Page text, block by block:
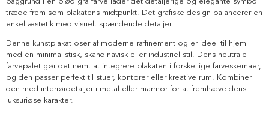
træde frem som plakatens midtpunkt. Det grafiske design balancerer en
enkel æstetik med visuelt spændende detaljer.
Denne kunstplakat oser af moderne raffinement og er ideel til hjem
med en minimalistisk, skandinavisk eller industriel stil. Dens neutrale
farvepalet gør det nemt at integrere plakaten i forskellige farveskemaer,
og den passer perfekt til stuer, kontorer eller kreative rum. Kombiner
den med interiørdetaljer i metal eller marmor for at fremhæve dens
luksuriøse karakter.